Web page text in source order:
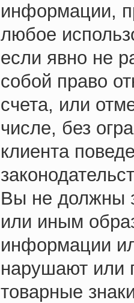
информации,
любое
если явно не
собой право
счета, или
числе, без
клиента
Вы не должны
или иным
информации
нарушают или
товарные